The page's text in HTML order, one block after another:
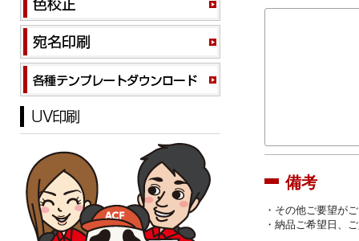
備考
・その他ご要望が
・納品ご希望日、